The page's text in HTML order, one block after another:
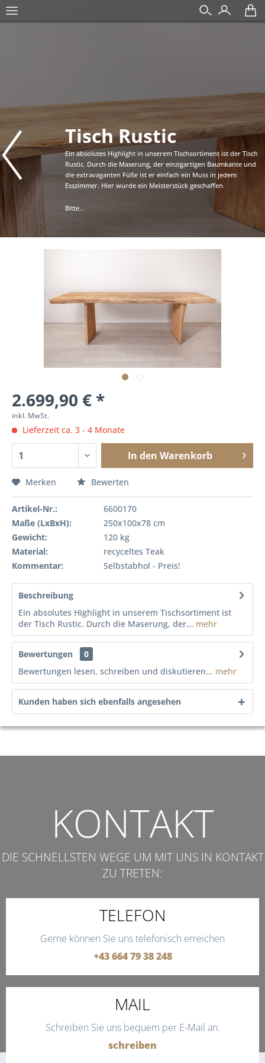
Tisch Rustic
Ein absolutes Highlight in unserem Tischsortiment ist der Tisch
Rustic. Durch die Maserung, der einzigartigen Baumkante und
die extravaganten Füße ist er einfach ein Muss in jedem
Esszimmer. Hier wurde ein Meisterstück geschaffen.
Bitte...
2.699,90 € *
inkl. MwSt.
Lieferzeit ca. 3 - 4 Monate
In den Warenkorb
Merken Bewerten
Artikel-Nr.:
6600170
Maße (LxBxH):
250x100x78 cm
Gewicht:
120 kg
Material:
recyceltes Teak
Kommentar:
Selbstabhol - Preis!
Beschreibung
Ein absolutes Highlight in unserem Tischsortiment ist
der Tisch Rustic. Durch die Maserung, der... mehr
Bewertungen
0
Bewertungen lesen, schreiben und diskutieren... mehr
Kunden haben sich ebenfalls angesehen
KONTAKT
DIE SCHNELLSTEN WEGE UM MIT UNS IN KONTAKT
ZU TRETEN:
TELEFON
Gerne können Sie uns telefonisch erreichen
+43 664 79 38 248
MAIL
Schreiben Sie uns bequem per E-Mail an.
schreiben